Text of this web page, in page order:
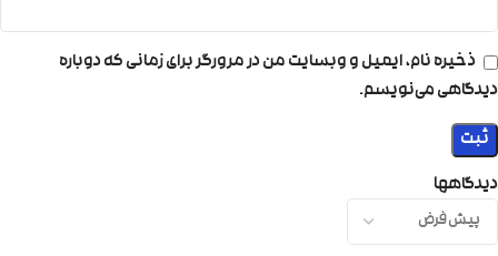
دیدگاهها
ذخیره نام، ایمیل و وبسایت من در مرورگر برای زمانی که دوباره
دیدگاهی می‌نویسم.